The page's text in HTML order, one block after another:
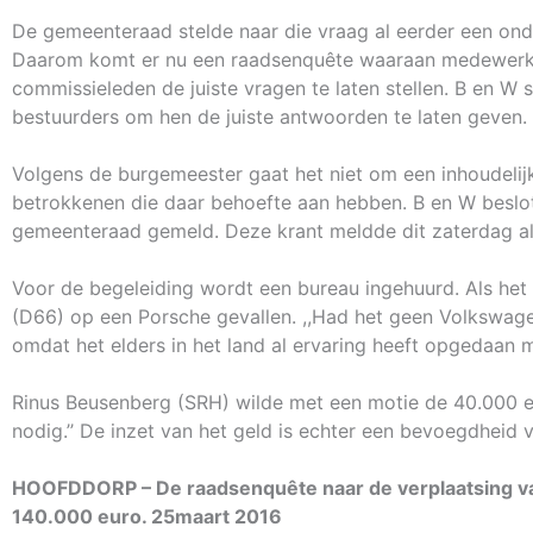
De gemeenteraad stelde naar die vraag al eerder een
Daarom komt er nu een raadsenquête waaraan
commissieleden de juiste vragen te laten stellen. B en
bestuurders om hen de juiste antwoorden te laten geven.
Volgens de burgemeester gaat het niet om een
betrokkenen die daar behoefte aan hebben. B en W
gemeenteraad gemeld. Deze krant meldde dit zaterdag
Voor de begeleiding wordt een bureau ingehuurd. Als
(D66) op een Porsche gevallen. ,,Had het geen
omdat het elders in het land al ervaring heeft opgedaan
Rinus Beusenberg (SRH) wilde met een motie de
nodig.’’ De inzet van het geld is echter een bevoegdheid
HOOFDDORP – De raadsenquête naar de
140.000 euro. 25maart 2016